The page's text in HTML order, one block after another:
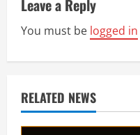
v
i
g
a
Leave a Reply
You must be logged in
RELATED NEWS